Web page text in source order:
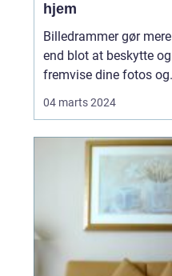
hjem
Billedrammer gør mere
end blot at beskytte og
fremvise dine fotos og
bidrager til at skabe
personlighed i dit hjem.
De rigtige rammer kan
fremhæve farverne i et
04 marts 2024